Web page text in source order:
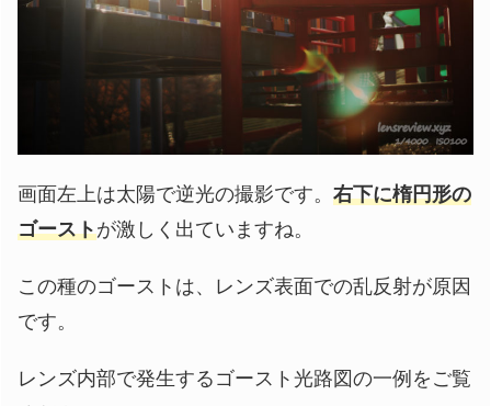
画面左上は太陽で逆光の撮影です。 右下に楕円形の
ゴーストが激しく出ていますね。
この種のゴーストは、レンズ表面での乱反射が原因
です。
レンズ内部で発生するゴースト光路図の一例をご覧